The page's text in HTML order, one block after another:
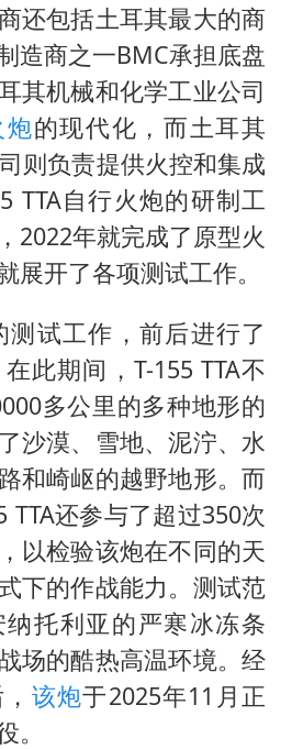
还包括土耳其最大的商
造商之一BMC承担底盘
其机械和化学工业公司
炮的现代化，而土耳其
则负责提供火控和集成
TTA自行火炮的研制工
2022年就完成了原型火
展开了各项测试工作。
测试工作，前后进行了
此期间，T-155 TTA不
多公里的多种地形的
沙漠、雪地、泥泞、水
和崎岖的越野地形。而
TTA还参与了超过350次
以检验该炮在不同的天
下的作战能力。测试范
托利亚的严寒冰冻条
场的酷热高温环境。经
该炮于2025年11月正